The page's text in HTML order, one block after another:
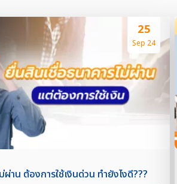
25
Sep 24
าน ต้องการใช้เงินด่วน ทำยังไงดี???